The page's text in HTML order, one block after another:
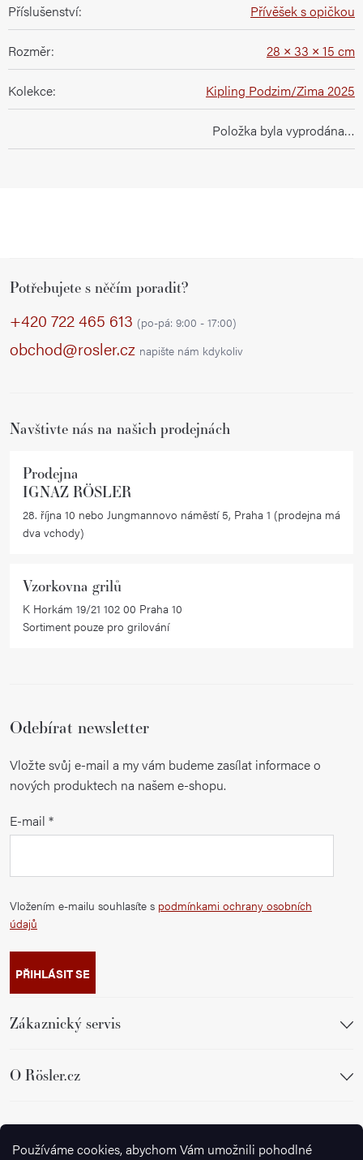
Používáme cookies, abychom Vám umožnili pohodlné
Příslušenství: Přívěšek s opičkou
Rozměr: 28 × 33 × 15 cm
Kolekce: Kipling Podzim/Zima 2025
Položka byla vyprodána…
Potřebujete s něčím poradit?
+420 722 465 613 (po-pá: 9:00 - 17:00)
obchod@rosler.cz napište nám kdykoliv
Navštivte nás na našich prodejnách
Prodejna
IGNAZ RÖSLER
28. října 10 nebo Jungmannovo náměstí 5, Praha 1 (prodejna má
dva vchody)
Vzorkovna grilů
K Horkám 19/21 102 00 Praha 10
Sortiment pouze pro grilování
Odebírat newsletter
Vložte svůj e-mail a my vám budeme zasílat informace o
nových produktech na našem e-shopu.
E-mail
Vložením e-mailu souhlasíte s podmínkami ochrany osobních
údajů
PŘIHLÁSIT SE
Zákaznický servis
O Rösler.cz
Sledujte nás